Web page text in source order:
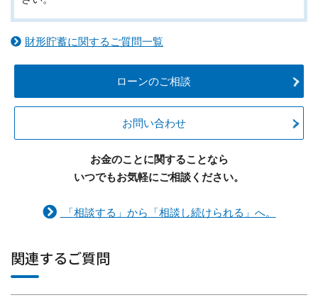
財形貯蓄に関するご質問一覧
ローンのご相談
お問い合わせ
お金のことに関することなら
いつでもお気軽にご相談ください。
「相談する」から「相談し続けられる」へ。
関連するご質問